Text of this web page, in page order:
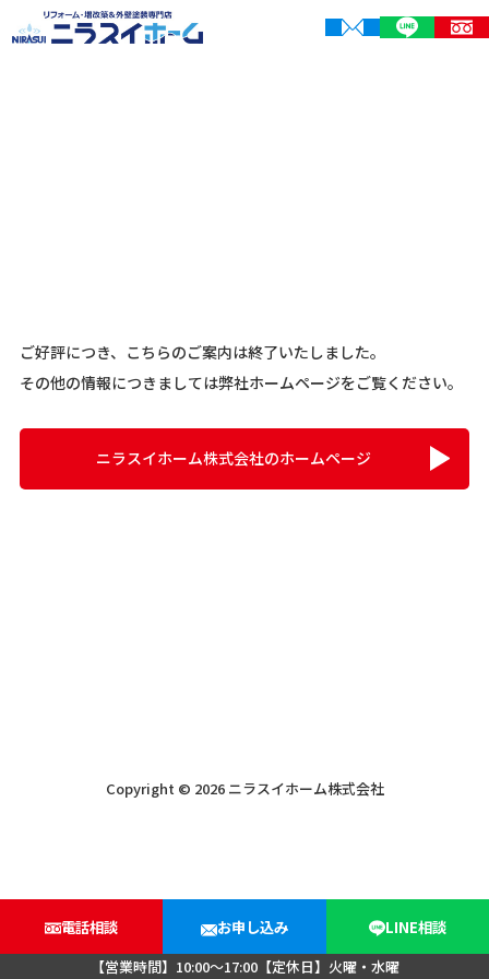
ご好評につき、こちらのご案内は終了いたしました。
その他の情報につきましては弊社ホームページをご覧ください。
ニラスイホーム株式会社のホームページ
電話相談 お申し込み LINE相談
【営業時間】10:00～17:00【定休日】火曜・水曜
Copyright © 2026 ニラスイホーム株式会社